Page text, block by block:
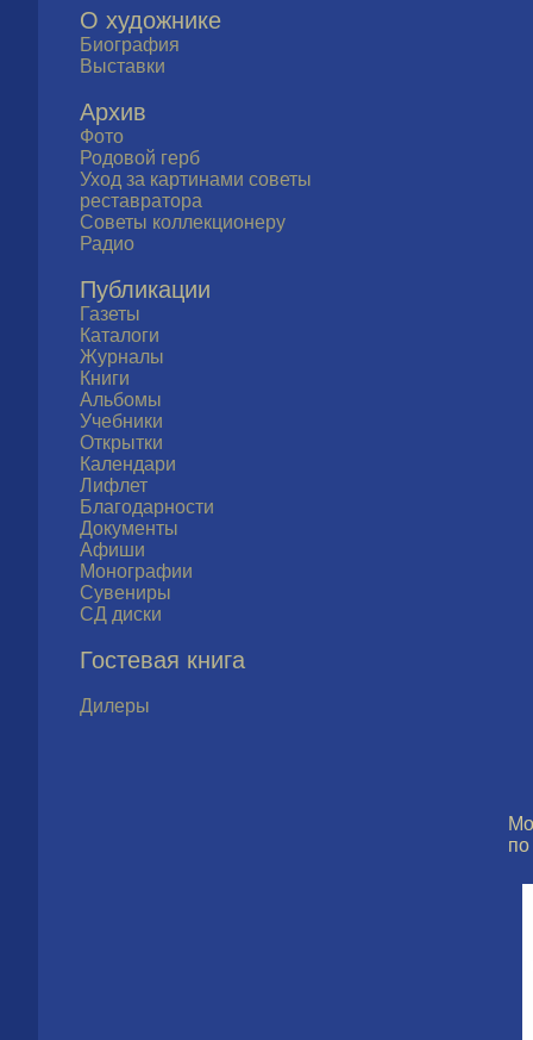
О художнике
Биография
Выставки
Архив
Фото
Родовой герб
Уход за картинами советы
реставратора
Советы коллекционеру
Радио
Публикации
Газеты
Каталоги
Журналы
Книги
Альбомы
Учебники
Открытки
Календари
Лифлет
Благодарности
Документы
Афиши
Монографии
Сувениры
СД диски
Гостевая книга
Дилеры